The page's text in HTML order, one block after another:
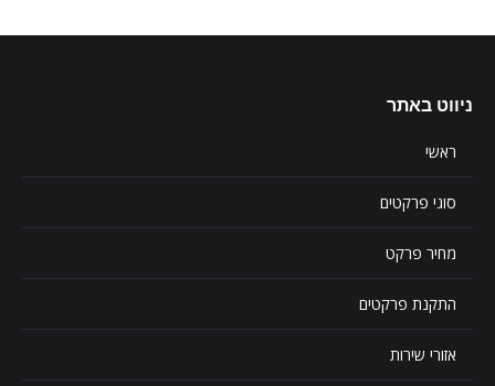
ניווט באתר
ראשי
סוגי פרקטים
מחיר פרקט
התקנת פרקטים
אזורי שירות